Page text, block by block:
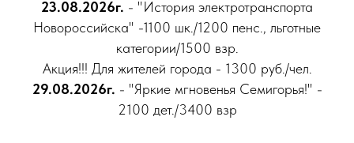
23.08.2026г. - "История электротранспорта
Новороссийска" -1100 шк./1200 пенс., льготные
категории/1500 взр.
Акция!!! Для жителей города - 1300 руб./чел.
29.08.2026г. - "Яркие мгновенья Семигорья!" -
2100 дет./3400 взр